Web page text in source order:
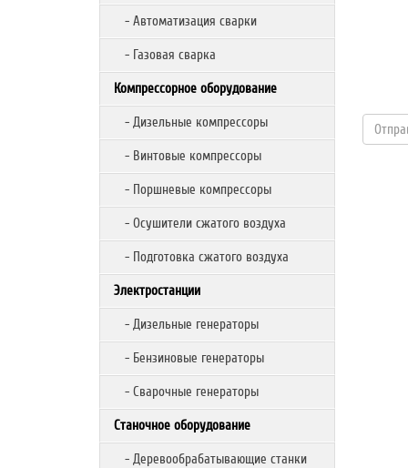
- Автоматизация сварки
- Газовая сварка
Компрессорное оборудование
- Дизельные компрессоры
- Винтовые компрессоры
- Поршневые компрессоры
- Осушители сжатого воздуха
- Подготовка сжатого воздуха
Электростанции
- Дизельные генераторы
- Бензиновые генераторы
- Сварочные генераторы
Станочное оборудование
- Деревообрабатывающие станки